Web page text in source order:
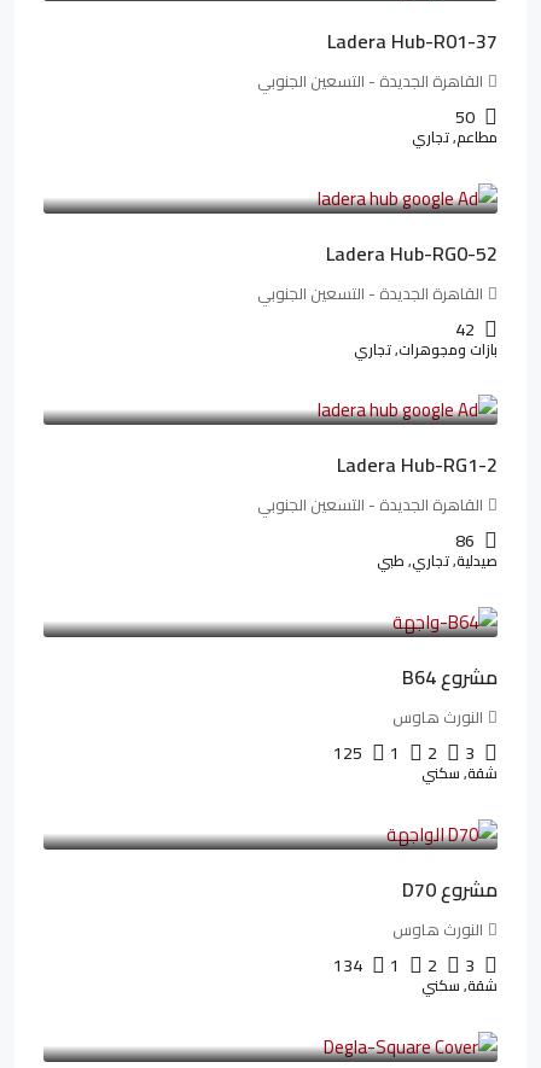
Ladera Hub-R01-37
القاهرة الجديدة - التسعين الجنوبي
50
مطاعم, تجاري
Ladera Hub-RG0-52
القاهرة الجديدة - التسعين الجنوبي
42
بازات ومجوهرات, تجاري
Ladera Hub-RG1-2
القاهرة الجديدة - التسعين الجنوبي
86
صيدلية, تجاري, طبي
مشروع B64
النورث هاوس
3
2
1
125
شقة, سكني
مشروع D70
النورث هاوس
3
2
1
134
شقة, سكني